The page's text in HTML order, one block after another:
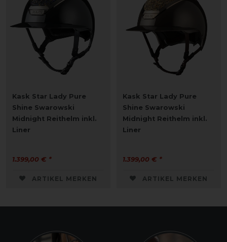
Kask Star Lady Pure
Shine Swarowski
Midnight Reithelm inkl.
Liner
1.399,00 € *
ARTIKEL MERKEN
Kask Star Lady Pure
Shine Swarowski
Midnight Reithelm inkl.
Liner
1.399,00 € *
ARTIKEL MERKEN